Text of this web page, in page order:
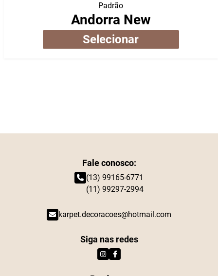
Padrão
Andorra New
Selecionar
Fale conosco:
(13) 99165-6771
(11) 99297-2994
karpet.decoracoes@hotmail.com
Siga nas redes